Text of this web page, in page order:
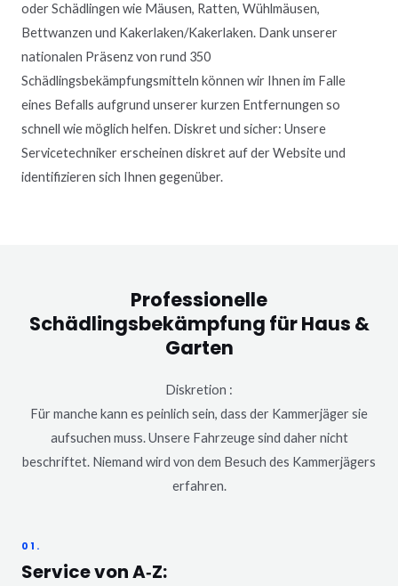
oder Schädlingen wie Mäusen, Ratten, Wühlmäusen,
Bettwanzen und Kakerlaken/Kakerlaken. Dank unserer
nationalen Präsenz von rund 350
Schädlingsbekämpfungsmitteln können wir Ihnen im Falle
eines Befalls aufgrund unserer kurzen Entfernungen so
schnell wie möglich helfen. Diskret und sicher: Unsere
Servicetechniker erscheinen diskret auf der Website und
identifizieren sich Ihnen gegenüber.
Professionelle
Schädlingsbekämpfung für Haus &
Garten
Diskretion :
Für manche kann es peinlich sein, dass der Kammerjäger sie
aufsuchen muss. Unsere Fahrzeuge sind daher nicht
beschriftet. Niemand wird von dem Besuch des Kammerjägers
erfahren.
01.
Service von A‑Z: